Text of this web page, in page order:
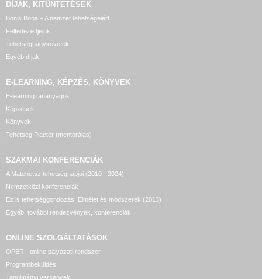
DÍJAK, KITÜNTETÉSEK
Bonis Bona – A nemzet tehetségeiért
Felfedezettjeink
Tehetségnagykövetek
Egyéb díjak
E-LEARNING, KÉPZÉS, KÖNYVEK
E-learning tananyagok
Képzések
Könyvek
Tehetség Piactér (mentorálás)
SZAKMAI KONFERENCIÁK
A Matehetsz tehetségnapjai (2010 - 2024)
Nemzetközi konferenciák
Ez is tehetséggondozás! Elmélet és módszerek (2013)
Egyéb, további rendezvények, konferenciák
ONLINE SZOLGÁLTATÁSOK
OPER - online pályázati rendszer
Programbeküldés
Tanulmányi versenyek